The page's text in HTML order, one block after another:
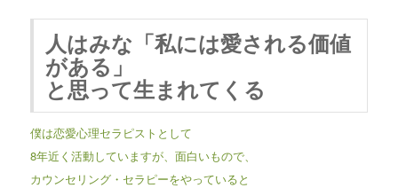
人はみな「私には愛される価値
がある」
と思って生まれてくる
僕は恋愛心理セラピストとして
8年近く活動していますが、面白いもので、
カウンセリング・セラピーをやっていると